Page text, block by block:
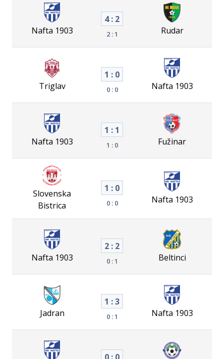
Nafta 1903
4 : 2
2 : 1 Rudar
Triglav
1 : 0
0 : 0 Nafta 1903
Nafta 1903
1 : 1
1 : 0 Fužinar
Slovenska
Bistrica
1 : 0
0 : 0 Nafta 1903
Nafta 1903
2 : 2
0 : 1 Beltinci
Jadran
1 : 3
0 : 1 Nafta 1903
0 : 0